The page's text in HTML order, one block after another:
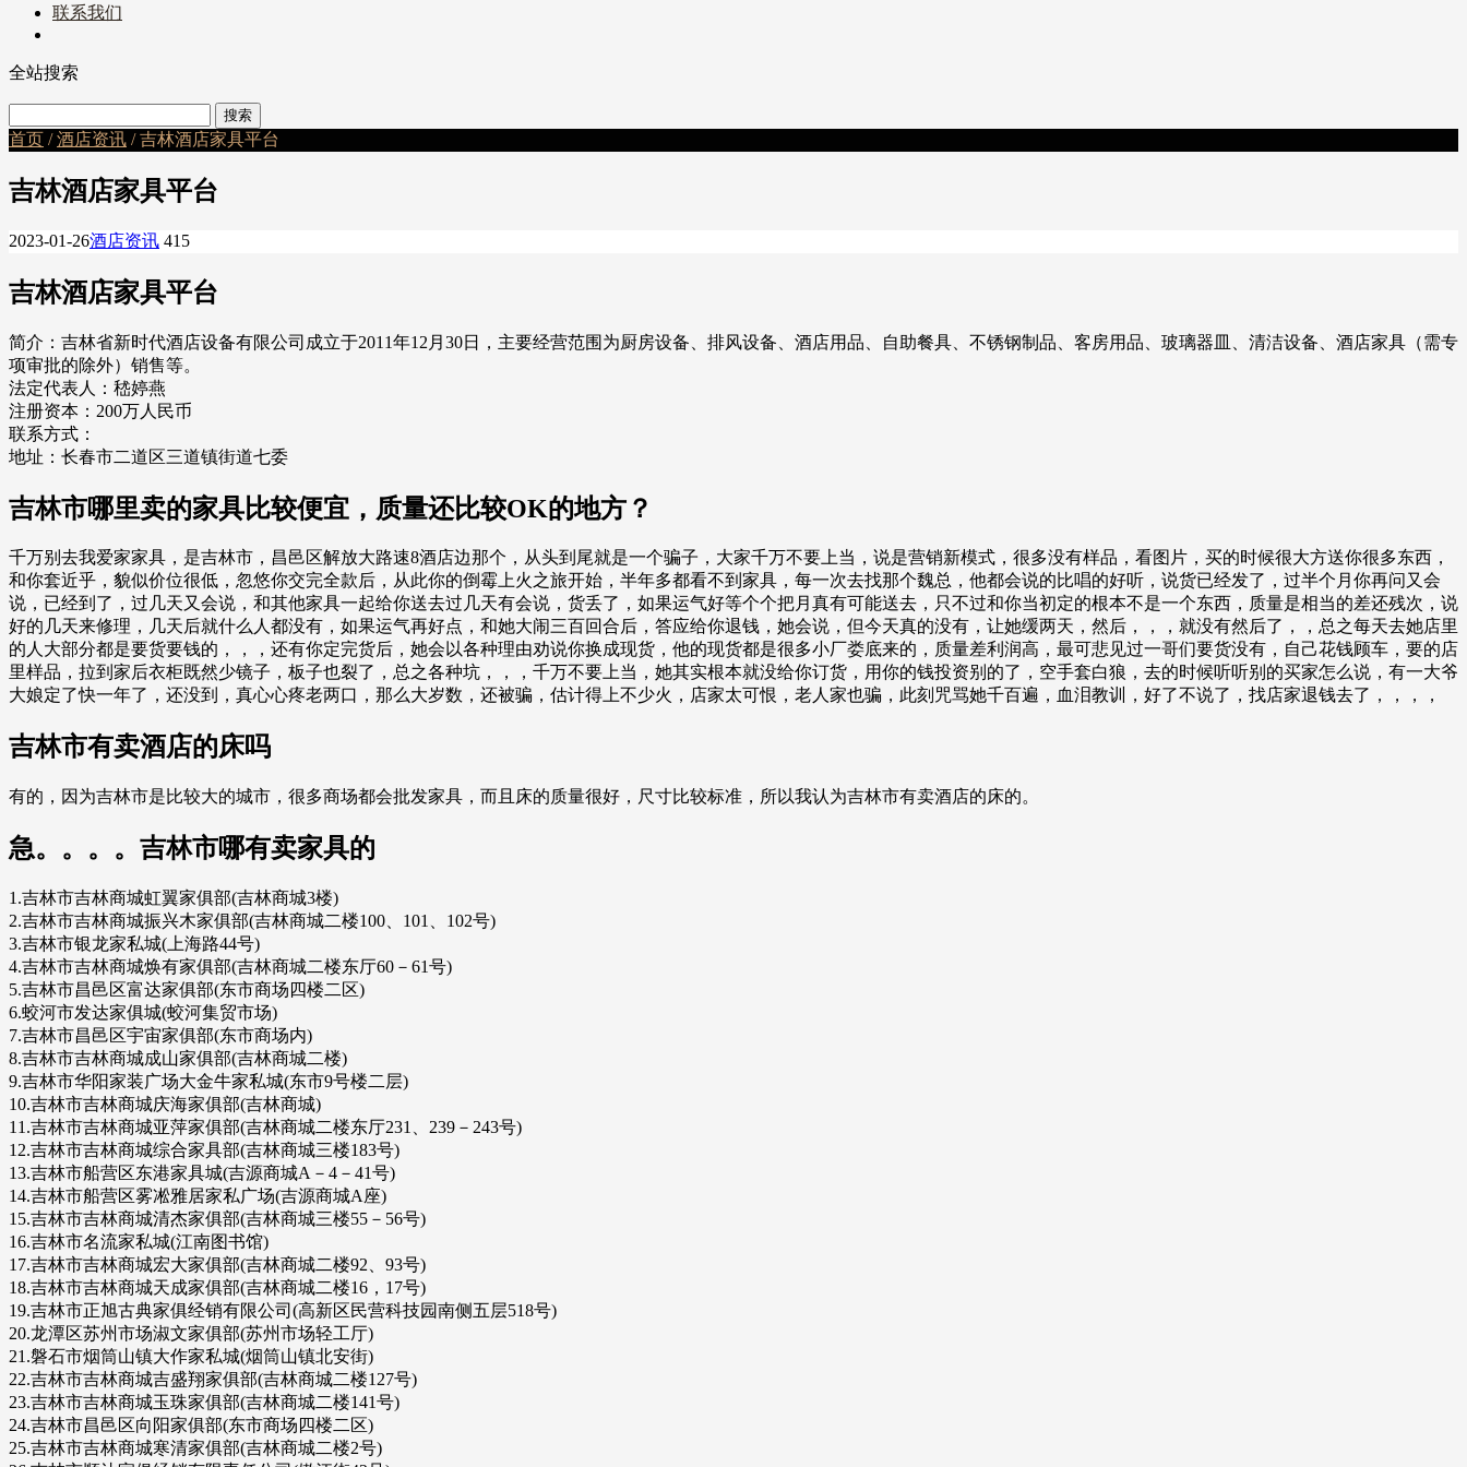
联系我们
全站搜索
首页 /酒店资讯 / 吉林酒店家具平台
吉林酒店家具平台
2023-01-26酒店资讯 415
吉林酒店家具平台
简介：吉林省新时代酒店设备有限公司成立于2011年12月30日，主要经营范围为厨房设备、排风设备、酒店用品、自助餐具、不锈钢制品、客房用品、玻璃器皿、清洁设备、酒店家具（需专
项审批的除外）销售等。
法定代表人：嵇婷燕
注册资本：200万人民币
联系方式：
地址：长春市二道区三道镇街道七委
吉林市哪里卖的家具比较便宜，质量还比较OK的地方？
千万别去我爱家家具，是吉林市，昌邑区解放大路速8酒店边那个，从头到尾就是一个骗子，大家千万不要上当，说是营销新模式，很多没有样品，看图片，买的时候很大方送你很多东西，
和你套近乎，貌似价位很低，忽悠你交完全款后，从此你的倒霉上火之旅开始，半年多都看不到家具，每一次去找那个魏总，他都会说的比唱的好听，说货已经发了，过半个月你再问又会
说，已经到了，过几天又会说，和其他家具一起给你送去过几天有会说，货丢了，如果运气好等个个把月真有可能送去，只不过和你当初定的根本不是一个东西，质量是相当的差还残次，说
好的几天来修理，几天后就什么人都没有，如果运气再好点，和她大闹三百回合后，答应给你退钱，她会说，但今天真的没有，让她缓两天，然后，，，就没有然后了，，总之每天去她店里
的人大部分都是要货要钱的，，，还有你定完货后，她会以各种理由劝说你换成现货，他的现货都是很多小厂娄底来的，质量差利润高，最可悲见过一哥们要货没有，自己花钱顾车，要的店
里样品，拉到家后衣柜既然少镜子，板子也裂了，总之各种坑，，，千万不要上当，她其实根本就没给你订货，用你的钱投资别的了，空手套白狼，去的时候听听别的买家怎么说，有一大爷
大娘定了快一年了，还没到，真心心疼老两口，那么大岁数，还被骗，估计得上不少火，店家太可恨，老人家也骗，此刻咒骂她千百遍，血泪教训，好了不说了，找店家退钱去了，，，，
吉林市有卖酒店的床吗
有的，因为吉林市是比较大的城市，很多商场都会批发家具，而且床的质量很好，尺寸比较标准，所以我认为吉林市有卖酒店的床的。
急。。。。吉林市哪有卖家具的
1.吉林市吉林商城虹翼家俱部(吉林商城3楼)
2.吉林市吉林商城振兴木家俱部(吉林商城二楼100、101、102号)
3.吉林市银龙家私城(上海路44号)
4.吉林市吉林商城焕有家俱部(吉林商城二楼东厅60－61号)
5.吉林市昌邑区富达家俱部(东市商场四楼二区)
6.蛟河市发达家俱城(蛟河集贸市场)
7.吉林市昌邑区宇宙家俱部(东市商场内)
8.吉林市吉林商城成山家俱部(吉林商城二楼)
9.吉林市华阳家装广场大金牛家私城(东市9号楼二层)
10.吉林市吉林商城庆海家俱部(吉林商城)
11.吉林市吉林商城亚萍家俱部(吉林商城二楼东厅231、239－243号)
12.吉林市吉林商城综合家具部(吉林商城三楼183号)
13.吉林市船营区东港家具城(吉源商城A－4－41号)
14.吉林市船营区雾凇雅居家私广场(吉源商城A座)
15.吉林市吉林商城清杰家俱部(吉林商城三楼55－56号)
16.吉林市名流家私城(江南图书馆)
17.吉林市吉林商城宏大家俱部(吉林商城二楼92、93号)
18.吉林市吉林商城天成家俱部(吉林商城二楼16，17号)
19.吉林市正旭古典家俱经销有限公司(高新区民营科技园南侧五层518号)
20.龙潭区苏州市场淑文家俱部(苏州市场轻工厅)
21.磐石市烟筒山镇大作家私城(烟筒山镇北安街)
22.吉林市吉林商城吉盛翔家俱部(吉林商城二楼127号)
23.吉林市吉林商城玉珠家俱部(吉林商城二楼141号)
24.吉林市昌邑区向阳家俱部(东市商场四楼二区)
25.吉林市吉林商城寒清家俱部(吉林商城二楼2号)